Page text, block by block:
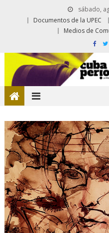
sábado,
Documentos de la UPEC
Medios de